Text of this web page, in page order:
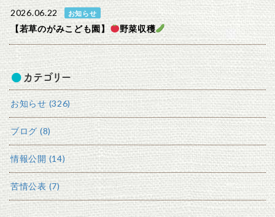
2026.06.22 お知らせ
【若草のがみこども園】 野菜収穫
カテゴリー
お知らせ (326)
ブログ (8)
情報公開 (14)
苦情公表 (7)